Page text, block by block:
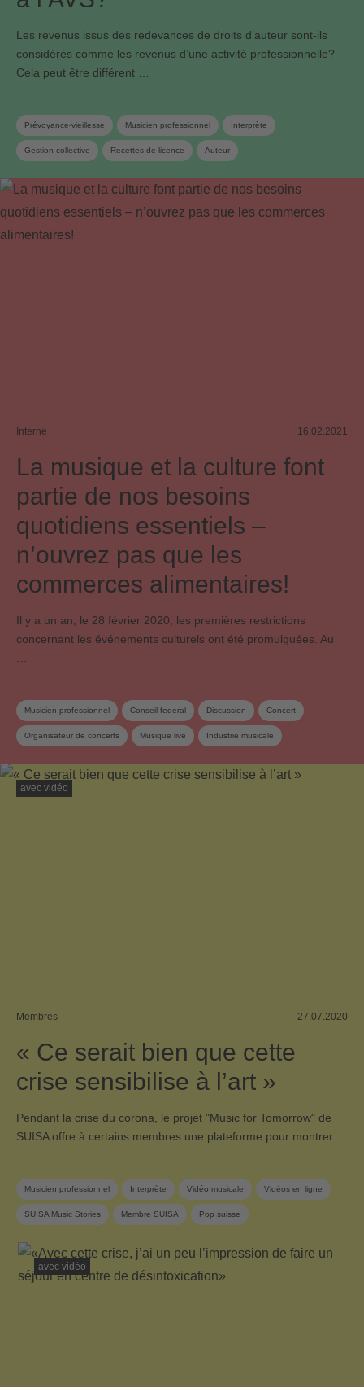
Les revenus issus des redevances de droits d’auteur sont-ils
considérés comme les revenus d’une activité professionnelle?
Cela peut être différent …
Prévoyance-vieillesse Musicien professionnel Interprète
Gestion collective Recettes de licence Auteur
Interne 16.02.2021
La musique et la culture font
partie de nos besoins
quotidiens essentiels –
n’ouvrez pas que les
commerces alimentaires!
Il y a un an, le 28 février 2020, les premières restrictions
concernant les événements culturels ont été promulguées. Au
Musicien professionnel Conseil federal Discussion Concert
Organisateur de concerts Musique live Industrie musicale
avec vidéo
Membres 27.07.2020
« Ce serait bien que cette
crise sensibilise à l’art »
Pendant la crise du corona, le projet "Music for Tomorrow" de
SUISA offre à certains membres une plateforme pour montrer …
Musicien professionnel Interprète Vidéo musicale Vidéos en ligne
SUISA Music Stories Membre SUISA Pop suisse
avec vidéo